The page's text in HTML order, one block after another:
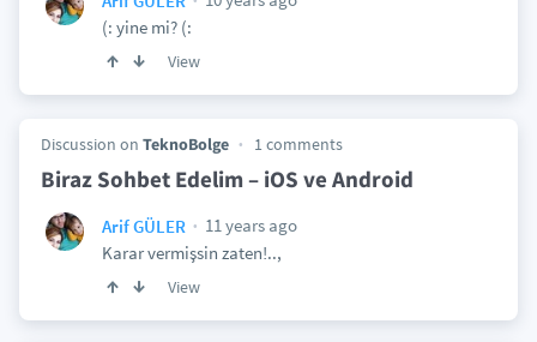
(: yine mi? (:
View
Discussion on TeknoBolge 1 comments
Biraz Sohbet Edelim – iOS ve Android
Arif GÜLER
11 years ago
Karar vermişsin zaten!..,
View